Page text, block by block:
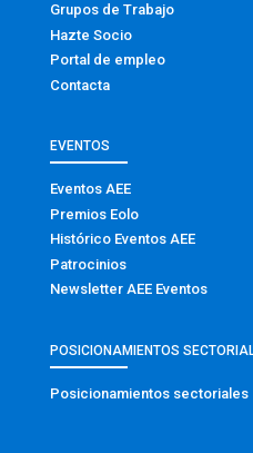
Grupos de Trabajo
Hazte Socio
Portal de empleo
Contacta
EVENTOS
Eventos AEE
Premios Eolo
Histórico Eventos AEE
Patrocinios
Newsletter AEE Eventos
POSICIONAMIENTOS
Posicionamientos sectoriales